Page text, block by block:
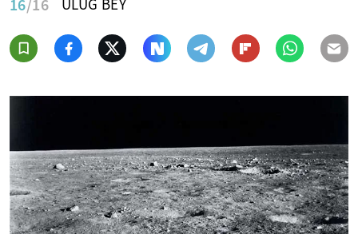
16/16 ULUĞ BEY